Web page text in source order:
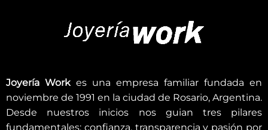
Joyería Workes una empresa familiar fundada en
noviembre de 1991 en la ciudad de Rosario, Argentina.
Desde nuestros inicios nos guian tres pilares
fundamentales; confianza, transparencia y pasión por